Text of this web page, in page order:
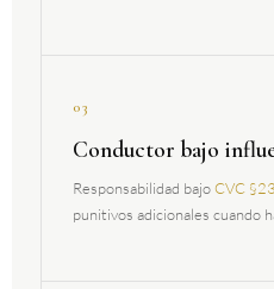
03
Conductor bajo
Responsabilidad bajoCVC
punitivos adicionales cuando